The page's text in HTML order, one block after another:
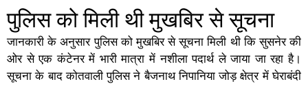
पुलिस को मिली थी मुखबिर से सूचना
जानकारी के अनुसार पुलिस को मुखबिर से सूचना मिली थी कि सुसनेर की
ओर से एक कंटेनर में भारी मात्रा में नशीला पदार्थ ले जाया जा रहा है।
सूचना के बाद कोतवाली पुलिस ने बैजनाथ निपानिया जोड़ क्षेत्र में घेराबंदी